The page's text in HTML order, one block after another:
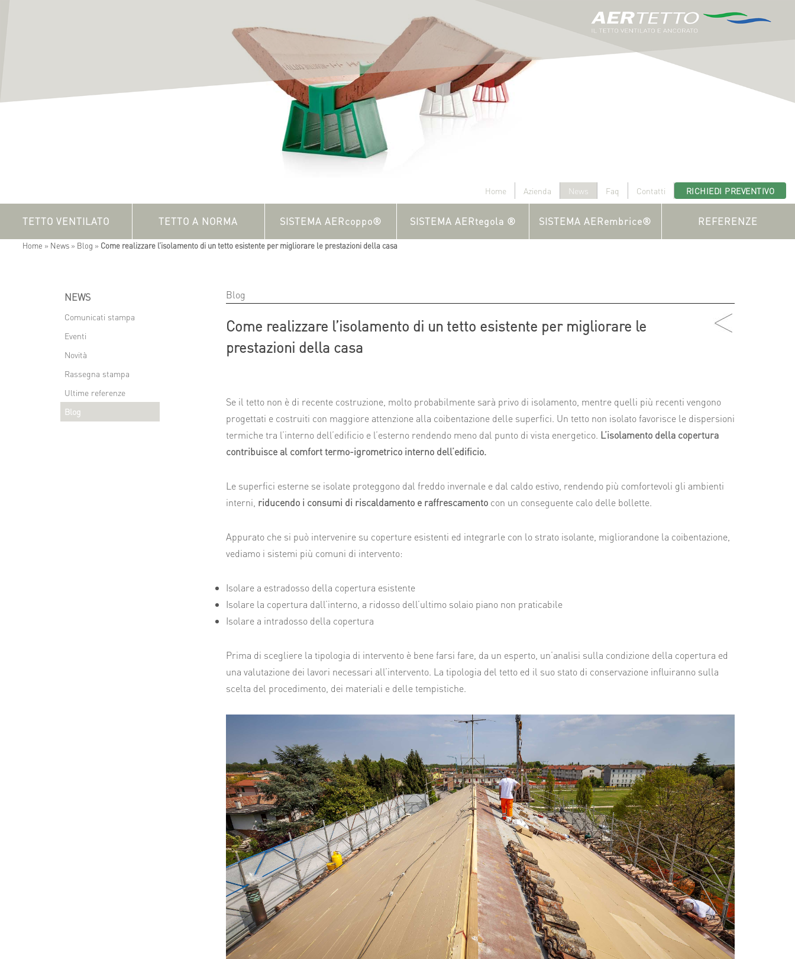
Home Azienda News Faq Contatti RICHIEDI PREVENTIVO
TETTO VENTILATO TETTO A NORMA SISTEMA AERcoppo® SISTEMA AERtegola ® SISTEMA AERembrice® REFERENZE
Home » News » Blog » Come realizzare l’isolamento di un tetto esistente per migliorare le prestazioni della casa
Blog
Come realizzare l’isolamento di un tetto esistente per migliorare le
prestazioni della casa
Se il tetto non è di recente costruzione, molto probabilmente sarà privo di isolamento, mentre quelli più recenti vengono
progettati e costruiti con maggiore attenzione alla coibentazione delle superfici. Un tetto non isolato favorisce le dispersioni
termiche tra l’interno dell’edificio e l’esterno rendendo meno dal punto di vista energetico. L’isolamento della copertura
contribuisce al comfort termo-igrometrico interno dell’edificio.
Le superfici esterne se isolate proteggono dal freddo invernale e dal caldo estivo, rendendo più comfortevoli gli ambienti
interni, riducendo i consumi di riscaldamento e raffrescamento con un conseguente calo delle bollette.
Appurato che si può intervenire su coperture esistenti ed integrarle con lo strato isolante, migliorandone la coibentazione,
vediamo i sistemi più comuni di intervento:
Isolare a estradosso della copertura esistente
Isolare la copertura dall’interno, a ridosso dell’ultimo solaio piano non praticabile
Isolare a intradosso della copertura
Prima di scegliere la tipologia di intervento è bene farsi fare, da un esperto, un’analisi sulla condizione della copertura ed
una valutazione dei lavori necessari all’intervento. La tipologia del tetto ed il suo stato di conservazione influiranno sulla
scelta del procedimento, dei materiali e delle tempistiche.
NEWS
Comunicati stampa
Eventi
Novità
Rassegna stampa
Ultime referenze
Blog